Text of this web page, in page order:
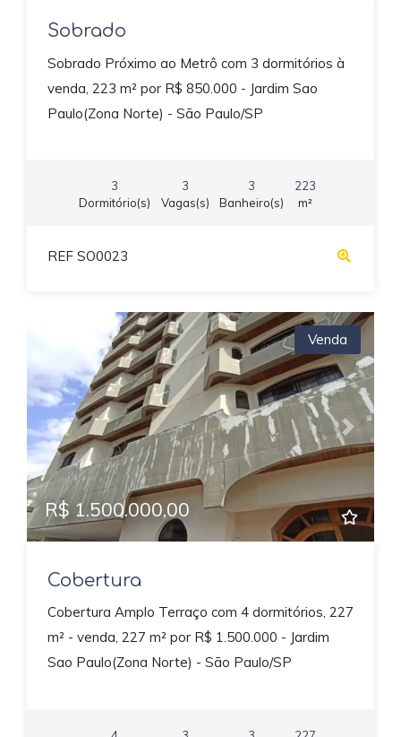
Sobrado
Sobrado Próximo ao Metrô com 3 dormitórios à
venda, 223 m² por R$ 850.000 - Jardim Sao
Paulo(Zona Norte) - São Paulo/SP
3
Dormitório(s)
3
Vagas(s)
3
Banheiro(s)
223
m²
REF SO0023
Previous Next
Venda
R$ 1.500.000,00
Cobertura
Cobertura Amplo Terraço com 4 dormitórios, 227
m² - venda, 227 m² por R$ 1.500.000 - Jardim
Sao Paulo(Zona Norte) - São Paulo/SP